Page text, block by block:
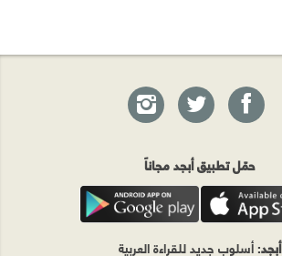
حمّل تطبيق أبجد مجاناً
أبجد: أسلوب جديد للقراءة العربية